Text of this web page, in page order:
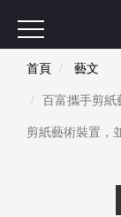
首頁
藝文
百富攜手剪紙
剪紙藝術裝置，